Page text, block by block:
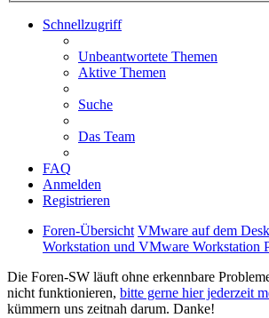
Schnellzugriff
Unbeantwortete Themen
Aktive Themen
Suche
Das Team
FAQ
Anmelden
Registrieren
Foren-Übersicht VMware auf dem
Workstation und VMware Workstation
Die Foren-SW läuft ohne erkennbare
nicht funktionieren, bitte gerne hier jederzeit
kümmern uns zeitnah darum. Danke!